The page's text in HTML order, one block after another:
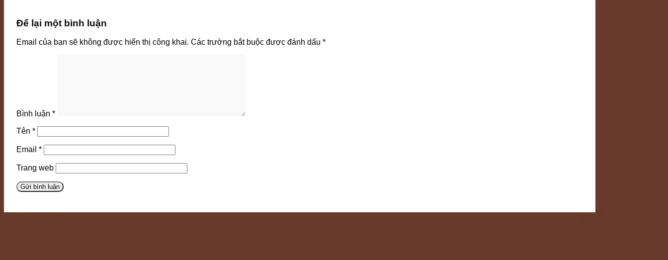
Để lại một bình luận
Email của bạn sẽ không được hiển thị công khai. Các trường bắt buộc được đánh dấu *
Bình luận *
Tên *
Email *
Trang web